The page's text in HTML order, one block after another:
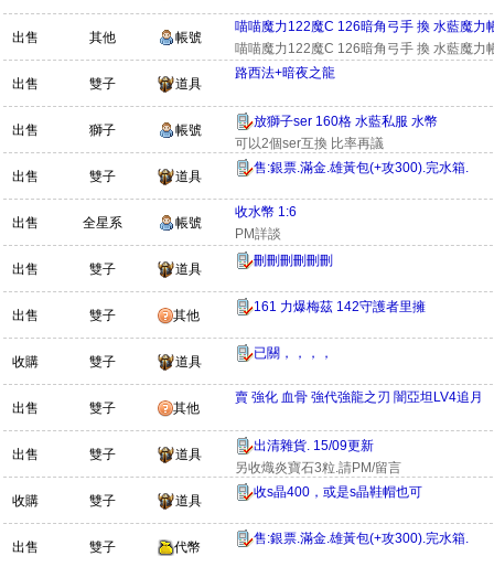
出售 其他 帳號
喵喵魔力122魔C 126暗角弓手 換 水藍魔力
喵喵魔力122魔C 126暗角弓手 換 水藍魔力
出售 雙子 道具
路西法+暗夜之龍
出售 獅子 帳號
放獅子ser 160格 水藍私服 水幣
可以2個ser互換 比率再議
出售 雙子 道具
售:銀票.滿金.雄黃包(+攻300).完水箱.
出售 全星系 帳號
收水幣 1:6
PM詳談
出售 雙子 道具
刪刪刪刪刪刪
出售 雙子 其他
161 力爆梅茲 142守護者里擁
收購 雙子 道具
已關，，，，
出售 雙子 其他
賣 強化 血骨 強代強龍之刃 闇亞坦LV4追月
出售 雙子 道具
出清雜貨. 15/09更新
另收熾炎寶石3粒.請PM/留言
收購 雙子 道具
收s晶400，或是s晶鞋帽也可
出售 雙子 代幣
售:銀票.滿金.雄黃包(+攻300).完水箱.